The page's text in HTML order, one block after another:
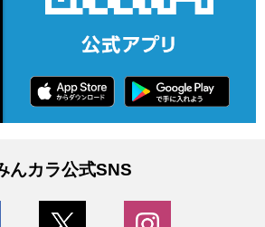
んカラ公式SNS